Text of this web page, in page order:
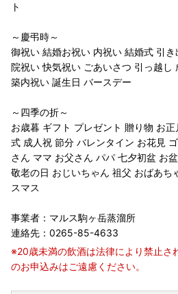
ト
～慶弔時～
御祝い 結婚お祝い 内祝い 結婚式 引
院祝い 快気祝い ごあいさつ 引っ越し
築内祝い 誕生日 バースデー
～四季の折～
お歳暮 ギフト プレゼント 贈り物 お
式 成人祝 節分 バレンタイン お花見
さん ママ お父さん パパ 七夕初盆 お
敬老の日 おじいちゃん 祖父 おばあち
スマス
事業者：マルス駒ヶ岳蒸溜所
連絡先：0265-85-4633
※20歳未満の飲酒は法律により禁止さ
のお申込みはご遠慮ください。